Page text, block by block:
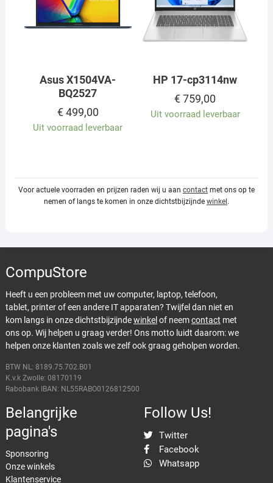
Asus X1504VA-
BQ2527
€499,00
Uit voorraad leverbaar
HP 17-cp3114nw
€759,00
Uit voorraad leverbaar
Voor actuele voorraden en prijzen raden wij u aan contactmet ons op te
nemen of langs te komen in onze dichtstbijzijnde winkel.
CompuStore
Heeft u een probleem met uw computer, laptop, telefoon,
tablet, printer of een andere IT apparaten? Twijfel dan niet en
kom langs in onze dichtstbijzijndewinkelof neemcontact met
ons op. Wij helpen u graag verder! Ons motto luidt daarom: we
helpen onze klanten zoals we zelf ook graag geholpen worden.
BTW NL: 8189.75.702.B01
K.v.k Zwolle: 08170119
Rabobank IBAN: NL55RABO0126812500
Belangrijke
pagina's
Sponsoring
Onze winkels
Klantenservice
Follow Us!
Twitter
Facebook
Whatsapp